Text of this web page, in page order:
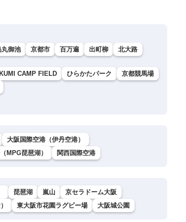
丸御池 京都市 百万遍 出町柳 北大路
CAMP FIELD ひらかたパーク
京都競馬場
大阪国際空港（伊丹空港）
MPG琵琶湖） 関西国際空港
琵琶湖 嵐山
京セラドーム大阪
東大阪市花園ラグビー場 大阪城公園